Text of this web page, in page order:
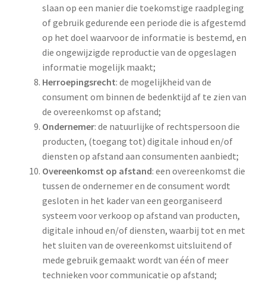
slaan op een manier die toekomstige raadpleging
of gebruik gedurende een periode die is afgestemd
op het doel waarvoor de informatie is bestemd, en
die ongewijzigde reproductie van de opgeslagen
informatie mogelijk maakt;
Herroepingsrecht: de mogelijkheid van de
consument om binnen de bedenktijd af te zien van
de overeenkomst op afstand;
Ondernemer: de natuurlijke of rechtspersoon die
producten, (toegang tot) digitale inhoud en/of
diensten op afstand aan consumenten aanbiedt;
Overeenkomst op afstand: een overeenkomst die
tussen de ondernemer en de consument wordt
gesloten in het kader van een georganiseerd
systeem voor verkoop op afstand van producten,
digitale inhoud en/of diensten, waarbij tot en met
het sluiten van de overeenkomst uitsluitend of
mede gebruik gemaakt wordt van één of meer
technieken voor communicatie op afstand;